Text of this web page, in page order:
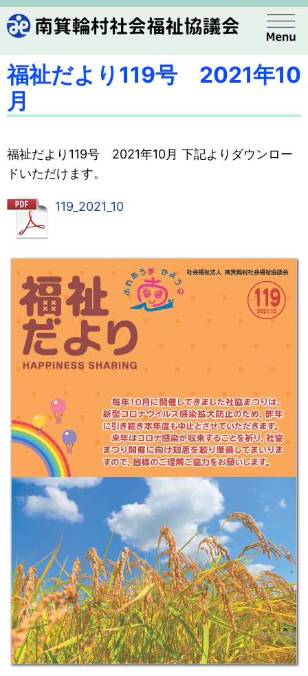
福祉だより119号 2021年10
月
福祉だより119号 2021年10月 下記よりダウンロー
ドいただけます。
119_2021_10